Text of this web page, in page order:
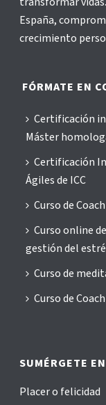
España,
crecimiento
FÓRMATE EN
Certificación
Máster
Certificación
Ágiles de ICC
Curso de
Curso online
gestión del
Curso de
Curso de
SUMÉRGETE
Placer o felicidad